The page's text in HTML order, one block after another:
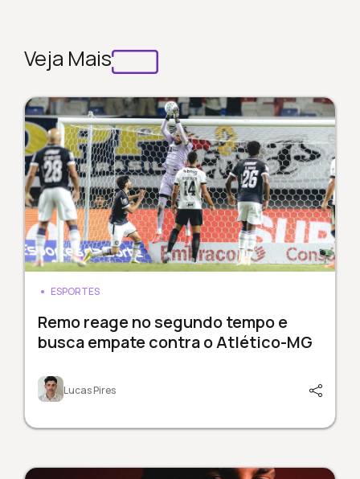
Veja Mais
ESPORTES
Remo reage no segundo tempo e
busca empate contra o Atlético-MG
Lucas Pires